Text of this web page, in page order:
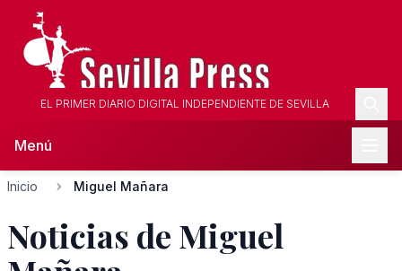
EL PRIMER DIARIO DIGITAL INDEPENDIENTE DE SEVILLA
Menú
Inicio Miguel Mañara
Noticias de Miguel